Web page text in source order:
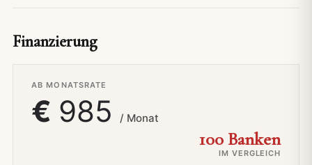
Finanzierung
AB MONATSRATE
€ 985 / Monat
100 Banken
IM VERGLEICH